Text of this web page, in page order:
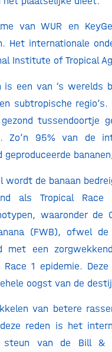
van WUR en
Het internationale
Institute of Tropical
is een van ‘s werelds
subtropische
tussendoortje
Zo’n 95% van de
geproduceerde
wordt de banaan
als Tropical
waaronder
(FWB), ofwel de
met een
Race 1 epidemie.
oogst van de
van betere
reden is het
steun van de Bill &